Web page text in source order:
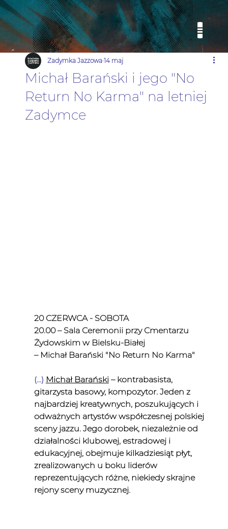
Michał Barański i jego "No
Return No Karma" na letniej
Zadymce
Zadymka Jazzowa 14 maj
20 CZERWCA - SOBOTA
20.00 – Sala Ceremonii przy Cmentarzu
Żydowskim w Bielsku-Białej
– Michał Barański "No Return No Karma"
(...) Michał Barański – kontrabasista,
gitarzysta basowy, kompozytor. Jeden z
najbardziej kreatywnych, poszukujących i
odważnych artystów współczesnej polskiej
sceny jazzu. Jego dorobek, niezależnie od
działalności klubowej, estradowej i
edukacyjnej, obejmuje kilkadziesiąt płyt,
zrealizowanych u boku liderów
reprezentujących różne, niekiedy skrajne
rejony sceny muzycznej.